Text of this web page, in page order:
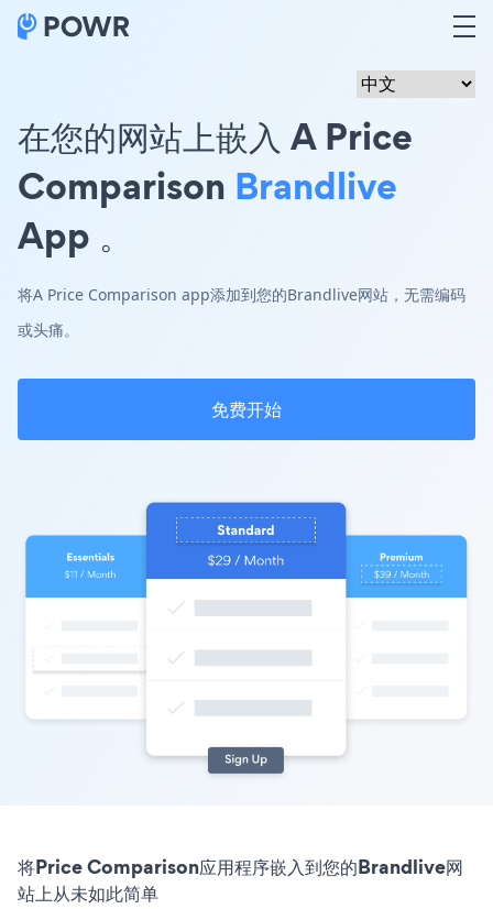
在您的网站上嵌入 A Price
Comparison Brandlive
App 。
将A Price Comparison app添加到您的Brandlive网站，无需编码
或头痛。
免费开始
将Price Comparison应用程序嵌入到您的Brandlive网
站上从未如此简单